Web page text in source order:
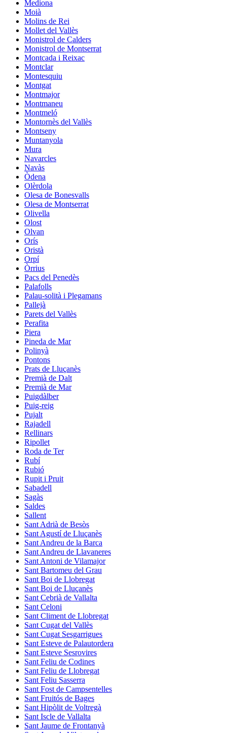
Mediona
Moià
Molins de Rei
Mollet del Vallès
Monistrol de Calders
Monistrol de Montserrat
Montcada i Reixac
Montclar
Montesquiu
Montgat
Montmajor
Montmaneu
Montmeló
Montornès del Vallès
Montseny
Muntanyola
Mura
Navarcles
Navàs
Òdena
Olèrdola
Olesa de Bonesvalls
Olesa de Montserrat
Olivella
Olost
Olvan
Orís
Oristà
Orpí
Òrrius
Pacs del Penedès
Palafolls
Palau-solità i Plegamans
Pallejà
Parets del Vallès
Perafita
Piera
Pineda de Mar
Polinyà
Pontons
Prats de Lluçanès
Premià de Dalt
Premià de Mar
Puigdàlber
Puig-reig
Pujalt
Rajadell
Rellinars
Ripollet
Roda de Ter
Rubí
Rubió
Rupit i Pruit
Sabadell
Sagàs
Saldes
Sallent
Sant Adrià de Besòs
Sant Agustí de Lluçanès
Sant Andreu de la Barca
Sant Andreu de Llavaneres
Sant Antoni de Vilamajor
Sant Bartomeu del Grau
Sant Boi de Llobregat
Sant Boi de Lluçanès
Sant Cebrià de Vallalta
Sant Celoni
Sant Climent de Llobregat
Sant Cugat del Vallès
Sant Cugat Sesgarrigues
Sant Esteve de Palautordera
Sant Esteve Sesrovires
Sant Feliu de Codines
Sant Feliu de Llobregat
Sant Feliu Sasserra
Sant Fost de Campsentelles
Sant Fruitós de Bages
Sant Hipòlit de Voltregà
Sant Iscle de Vallalta
Sant Jaume de Frontanyà